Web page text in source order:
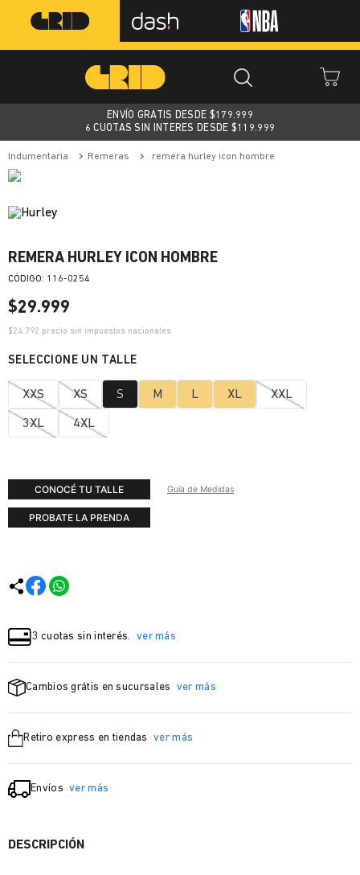
ENVÍO GRATIS DESDE $179.999
6 CUOTAS SIN INTERES DESDE $119.999
indumentaria remeras remera hurley icon hombre
REMERA HURLEY ICON HOMBRE
: 116-0254
$29.999
$24.792 precio sin impuestos nacionales
XXS XS S M L XL XXL
3XL 4XL
CONOCÉ TU TALLE Guía de Medidas
PROBATE LA PRENDA
3 cuotas sin interés. ver más
Cambios grátis en sucursales ver más
Retiro express en tiendas ver más
Envíos ver más
DESCRIPCIÓN